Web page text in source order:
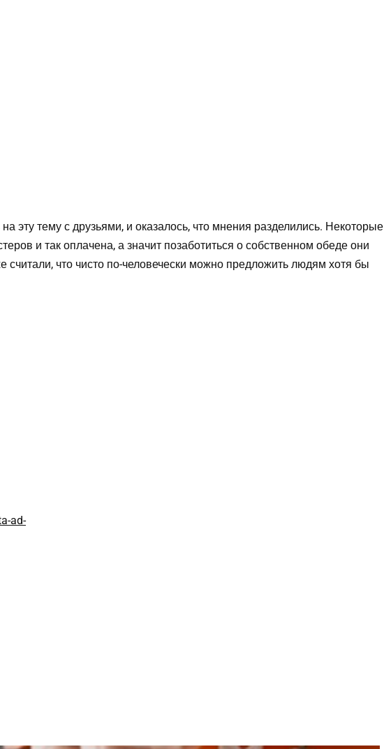
эту тему с друзьями, и оказалось, что мнения разделились. Некоторые
и так оплачена, а значит позаботиться о собственном обеде они
что чисто по-человечески можно предложить людям хотя бы
ad-